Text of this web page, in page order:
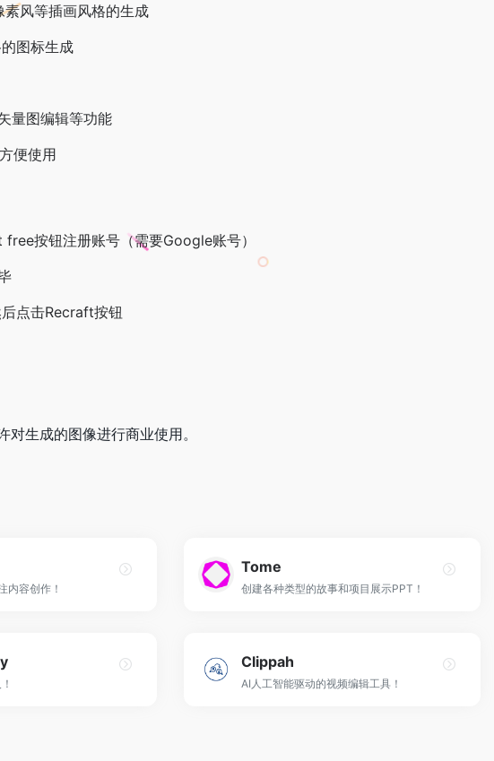
风等插画风格的生成
图标生成
量图编辑等功能
便使用
按钮注册账号（需要Google账号）
点击Recraft按钮
生成的图像进行商业使用。
内容创作！
Tome
创建各种类型的故事和项目展示PPT！
Clippah
AI人工智能驱动的视频编辑工具！